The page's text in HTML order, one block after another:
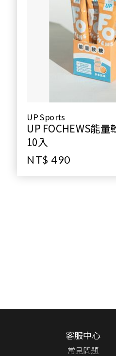
UP Sports
UP FOCHEWS能
10入
NT$ 490
客服中心
常見問題